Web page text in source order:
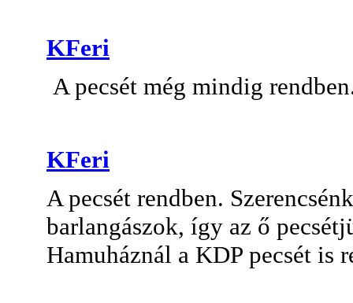
KFeri
A pecsét még mindig
KFeri
A pecsét rendben.
barlangászok, így az ő
Hamuháznál a KDP pecsét is